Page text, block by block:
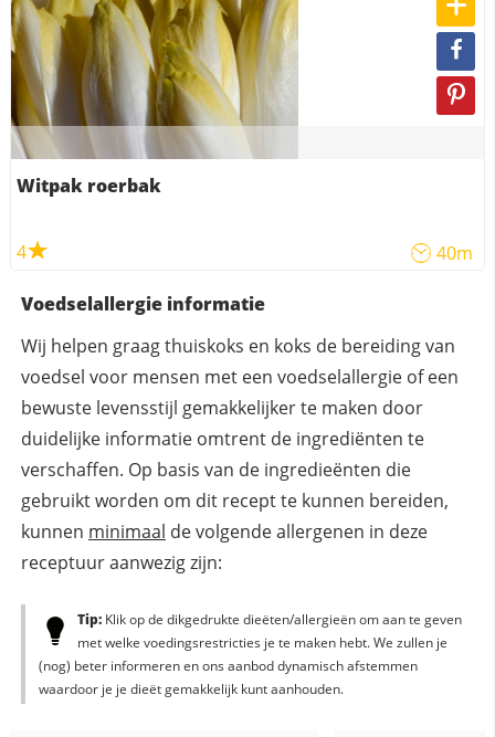
Witpak roerbak
4 40m
Voedselallergie informatie
Wij helpen graag thuiskoks en koks de bereiding van
voedsel voor mensen met een voedselallergie of een
bewuste levensstijl gemakkelijker te maken door
duidelijke informatie omtrent de ingrediënten te
verschaffen. Op basis van de ingredieënten die
gebruikt worden om dit recept te kunnen bereiden,
kunnen minimaal de volgende allergenen in deze
receptuur aanwezig zijn:
Tip:Klik op de dikgedrukte dieëten/allergieën om aan te geven
met welke voedingsrestricties je te maken hebt. We zullen je
(nog) beter informeren en ons aanbod dynamisch afstemmen
waardoor je je dieët gemakkelijk kunt aanhouden.